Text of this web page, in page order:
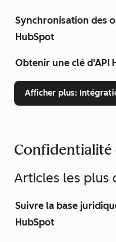
Synchronisation des
HubSpot
Obtenir une clé d'API
Afficher plus:
Articles les plus
Suivre la base
HubSpot